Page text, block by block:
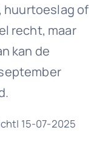
huurtoeslag of
recht, maar
kan de
15-07-2025